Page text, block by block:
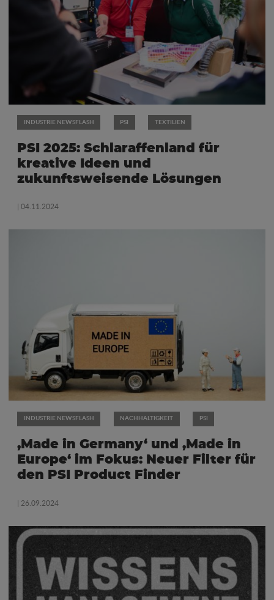
INDUSTRIE NEWSFLASH PSI TEXTILIEN
PSI 2025: Schlaraffenland für
kreative Ideen und
zukunftsweisende Lösungen
| 04.11.2024
INDUSTRIE NEWSFLASH NACHHALTIGKEIT PSI
‚Made in Germany‘ und ‚Made in
Europe‘ im Fokus: Neuer Filter für
den PSI Product Finder
| 26.09.2024